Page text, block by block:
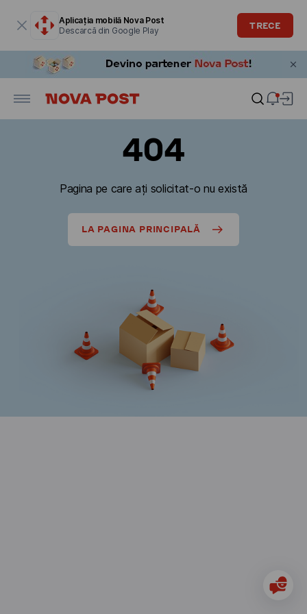
Aplicația mobilă Nova Post
Descarcă din Google Play
TRECE
404
Pagina pe care ați solicitat-o nu există
LA PAGINA PRINCIPALĂ